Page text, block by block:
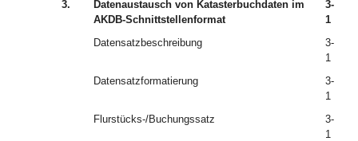
3.
Datenaustausch von Katasterbuchdaten im
AKDB-Schnittstellenformat
3-
1
Datensatzbeschreibung
3-
1
Datensatzformatierung
3-
1
Flurstücks-/Buchungssatz
3-
1